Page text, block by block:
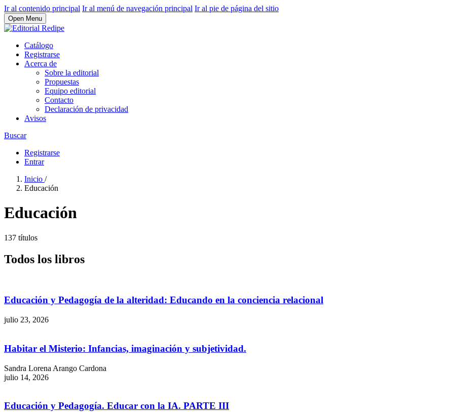
Ir al contenido principal Ir al menú de navegación principal Ir al pie de página del sitio
Open Menu
Catálogo
Registrarse
Acerca de
Sobre la editorial
Propuestas
Equipo editorial
Contacto
Declaración de privacidad
Avisos
Buscar
Registrarse
Entrar
Inicio /
Educación
Educación
137 títulos
Todos los libros
Educación y Pedagogía de la alteridad: Educando en la conciencia relacional
julio 23, 2026
Habitar el Misterio: Infancias, imaginación y subjetividad.
Sandra Lorena Arango Cardona
julio 14, 2026
Educación y Pedagogía. Educar con la IA. PARTE III